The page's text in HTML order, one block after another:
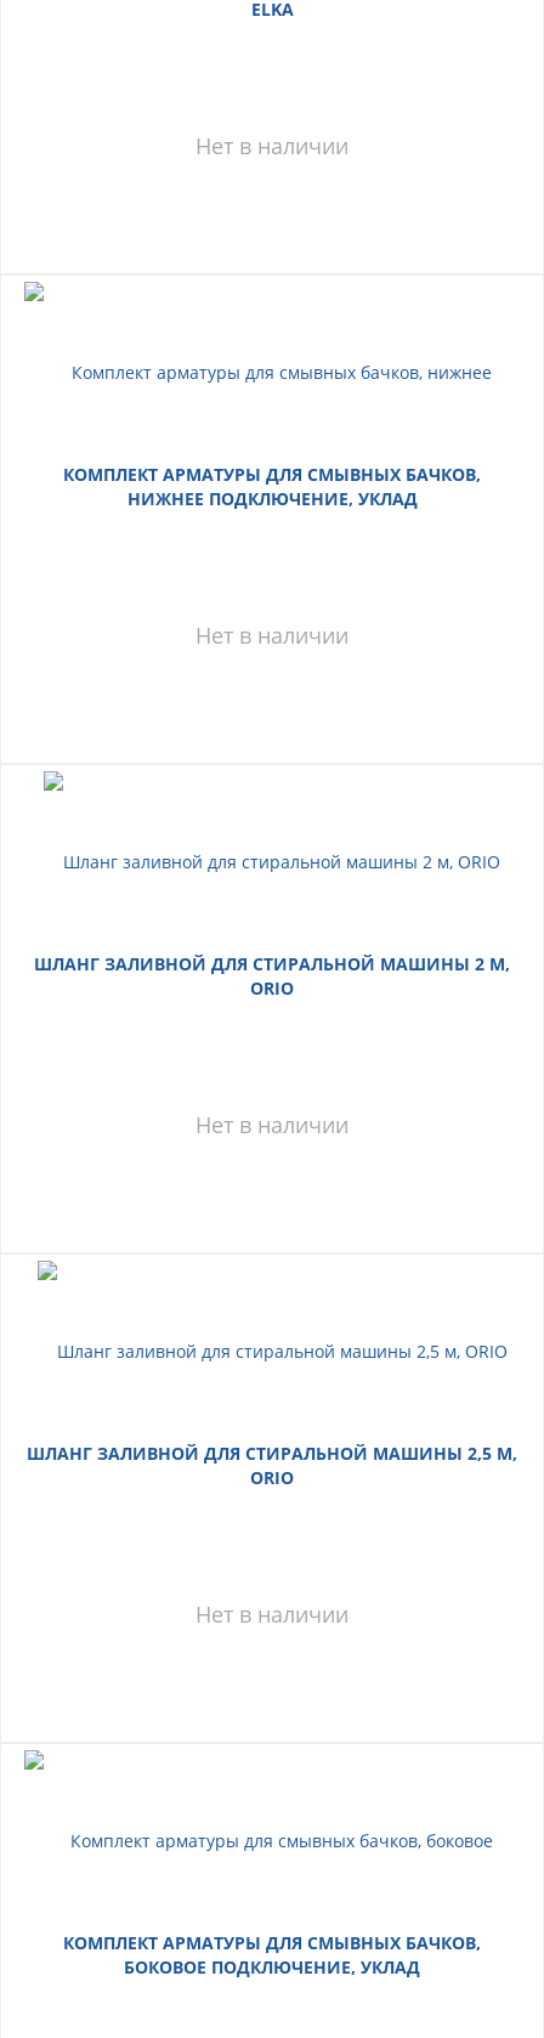
ELKA
Нет в наличии
КОМПЛЕКТ АРМАТУРЫ ДЛЯ СМЫВНЫХ БАЧКОВ,
НИЖНЕЕ ПОДКЛЮЧЕНИЕ, УКЛАД
Нет в наличии
ШЛАНГ ЗАЛИВНОЙ ДЛЯ СТИРАЛЬНОЙ МАШИНЫ 2 М,
ORIO
Нет в наличии
ШЛАНГ ЗАЛИВНОЙ ДЛЯ СТИРАЛЬНОЙ МАШИНЫ 2,5 М,
ORIO
Нет в наличии
КОМПЛЕКТ АРМАТУРЫ ДЛЯ СМЫВНЫХ БАЧКОВ,
БОКОВОЕ ПОДКЛЮЧЕНИЕ, УКЛАД